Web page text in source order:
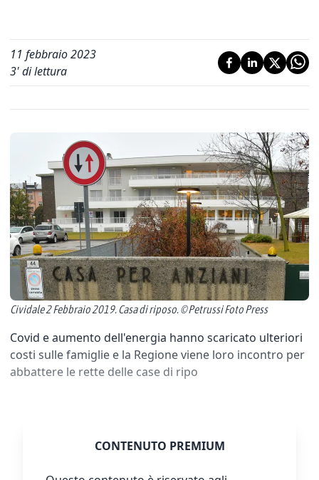
11 febbraio 2023
3' di lettura
Cividale 2 Febbraio 2019. Casa di riposo. © Petrussi Foto Press
Covid e aumento dell'energia hanno scaricato ulteriori
costi sulle famiglie e la Regione viene loro incontro per
abbattere le rette delle case di ripo
CONTENUTO PREMIUM